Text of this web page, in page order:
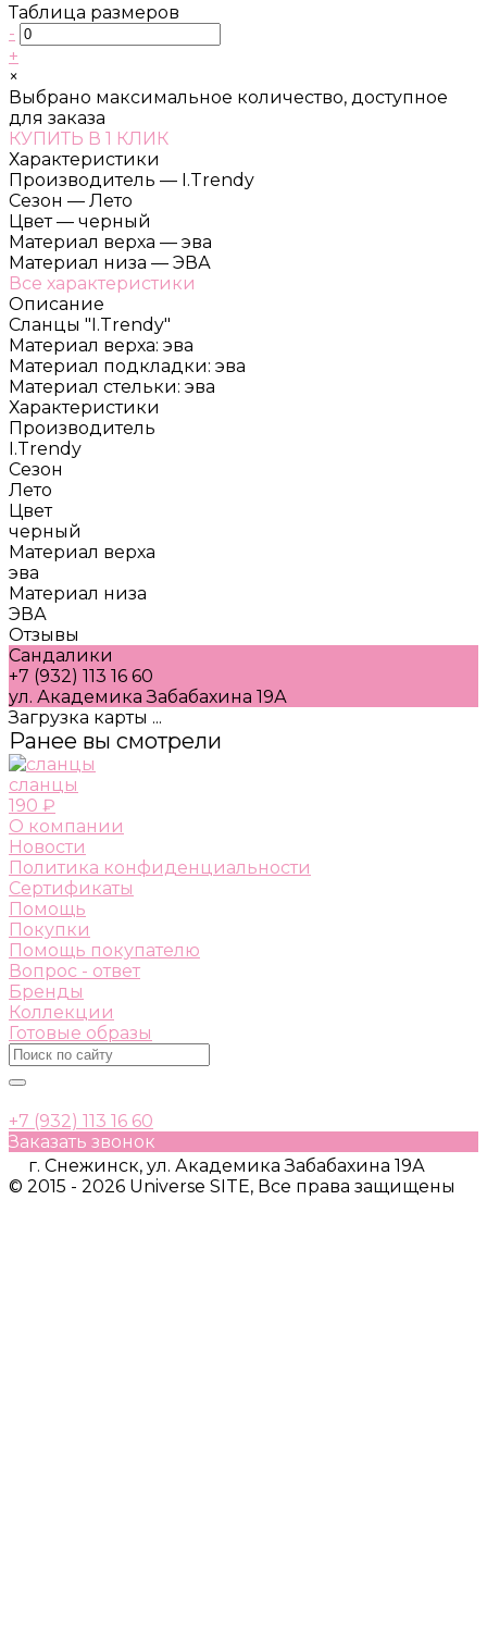
Таблица размеров
-
+
×
Выбрано максимальное количество, доступное
для заказа
КУПИТЬ В 1 КЛИК
Характеристики
Производитель — I.Trendy
Сезон — Лето
Цвет — черный
Материал верха — эва
Материал низа — ЭВА
Все характеристики
Описание
Сланцы "I.Trendy"
Материал верха: эва
Материал подкладки: эва
Материал стельки: эва
Характеристики
Производитель
I.Trendy
Сезон
Лето
Цвет
черный
Материал верха
эва
Материал низа
ЭВА
Отзывы
Сандалики
+7 (932) 113 16 60
ул. Академика Забабахина 19А
Загрузка карты ...
Ранее вы смотрели
сланцы
190 ₽
О компании
Новости
Политика конфиденциальности
Сертификаты
Помощь
Покупки
Помощь покупателю
Вопрос - ответ
Бренды
Коллекции
Готовые образы
+7 (932) 113 16 60
Заказать звонок
г. Снежинск, ул. Академика Забабахина 19А
© 2015 - 2026 Universe SITE, Все права защищены